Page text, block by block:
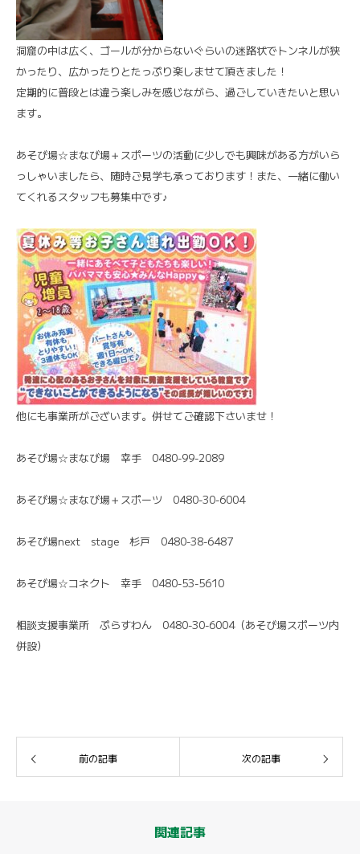
洞窟の中は広く、ゴールが分からないぐらいの迷路状でトンネルが狭
かったり、広かったりとたっぷり楽しませて頂きました！
定期的に普段とは違う楽しみを感じながら、過ごしていきたいと思い
ます。
あそび場☆まなび場＋スポーツの活動に少しでも興味がある方がいら
っしゃいましたら、随時ご見学も承っております！また、一緒に働い
てくれるスタッフも募集中です♪
他にも事業所がございます。併せてご確認下さいませ！
あそび場☆まなび場 幸手 0480-99-2089
あそび場☆まなび場＋スポーツ 0480-30-6004
あそび場next stage 杉戸 0480-38-6487
あそび場☆コネクト 幸手 0480-53-5610
相談支援事業所 ぷらすわん 0480-30-6004（あそび場スポーツ内
併設）
前の記事 次の記事
関連記事